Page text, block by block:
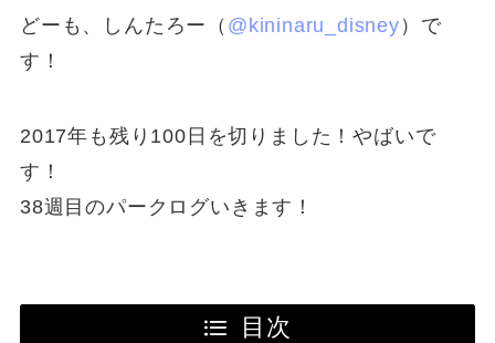
どーも、しんたろー（ @kininaru_disney ）で
す！
2017年も残り100日を切りました！やばいで
す！
38週目のパークログいきます！
目次